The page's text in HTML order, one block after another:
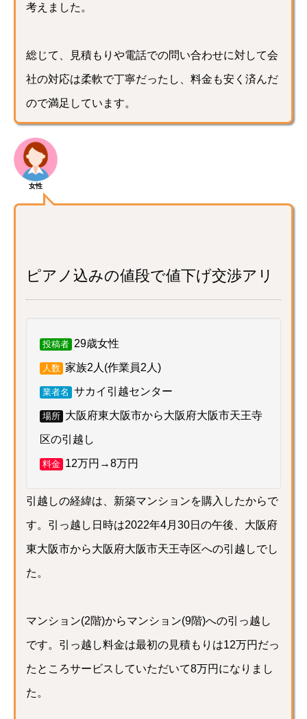
考えました。
総じて、見積もりや電話での問い合わせに対して会
社の対応は柔軟で丁寧だったし、料金も安く済んだ
ので満足しています。
女性
ピアノ込みの値段で値下げ交渉アリ
投稿者 29歳女性
人数 家族2人(作業員2人)
業者名 サカイ引越センター
場所 大阪府東大阪市から大阪府大阪市天王寺
区の引越し
料金 12万円→8万円
引越しの経緯は、新築マンションを購入したからで
す。引っ越し日時は2022年4月30日の午後、大阪府
東大阪市から大阪府大阪市天王寺区への引越しでし
た。
マンション(2階)からマンション(9階)への引っ越し
です。引っ越し料金は最初の見積もりは12万円だっ
たところサービスしていただいて8万円になりまし
た。